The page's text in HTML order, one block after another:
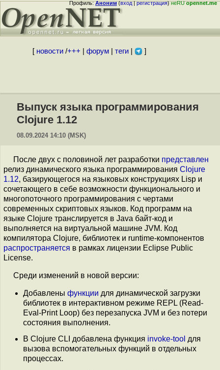
Профиль:Аноним(вход|регистрация)неRUopennet.me
[ новости/+++ форум| теги| ]
Выпуск языка программирования
Clojure 1.12
08.09.2024 14:10 (MSK)
После двух с половиной лет разработки представлен
релиз динамического языка программирования Clojure
1.12, базирующегося на языковых конструкциях Lisp и
сочетающего в себе возможности функционального и
многопоточного программирования с чертами
современных скриптовых языков. Код программ на
языке Clojure транслируется в Java байт-код и
выполняется на виртуальной машине JVM. Код
компилятора Clojure, библиотек и runtime-компонентов
распространяется в рамках лицензии Eclipse Public
License.
Среди изменений в новой версии:
Добавлены функции для динамической загрузки
библиотек в интерактивном режиме REPL (Read-
Eval-Print Loop) без перезапуска JVM и без потери
состояния выполнения.
В Clojure CLI добавлена функция invoke-tool для
вызова вспомогательных функций в отдельных
процессах.